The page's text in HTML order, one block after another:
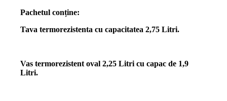
Pachetul conține:
Tava termorezistenta cu capacitatea 2,75 Litri.
Vas termorezistent oval 2,25 Litri cu capac de 1,9
Litri.